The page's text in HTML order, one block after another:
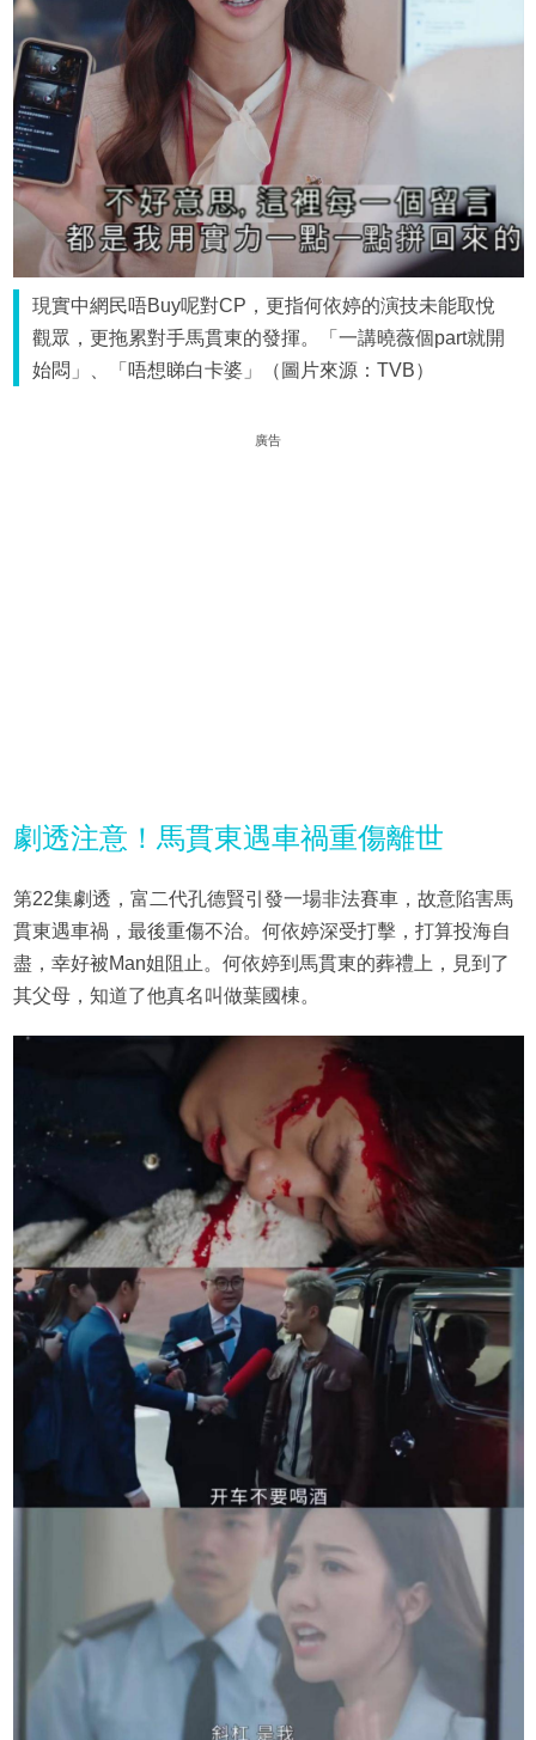
現實中網民唔Buy呢對CP，更指何依婷的演技未能取悅
觀眾，更拖累對手馬貫東的發揮。「一講曉薇個part就開
始悶」、「唔想睇白卡婆」（圖片來源：TVB）
廣告
劇透注意！馬貫東遇車禍重傷離世
第22集劇透，富二代孔德賢引發一場非法賽車，故意陷害馬
貫東遇車禍，最後重傷不治。何依婷深受打擊，打算投海自
盡，幸好被Man姐阻止。何依婷到馬貫東的葬禮上，見到了
其父母，知道了他真名叫做葉國棟。